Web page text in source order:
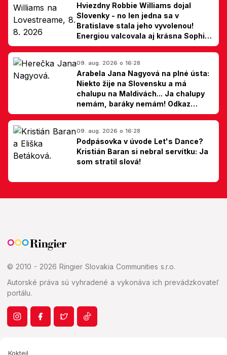
Hviezdny Robbie Williams dojal
Slovenky - no len jedna sa v
Bratislave stala jeho vyvolenou!
Energiou valcovala aj krásna Sophie
Ellis-Bextor (foto)
09. aug. 2026 o 16:28
Arabela Jana Nagyová na plné ústa:
Niekto žije na Slovensku a má
chalupu na Maldivách... Ja chalupy
nemám, baráky nemám! Odkaz
Slovákom
09. aug. 2026 o 16:28
Podpásovka v úvode Let's Dance?
Kristián Baran si nebral servítku: Ja
som stratil slová!
© 2010 - 2026 Ringier Slovakia Communities s.r.o.
Autorské práva sú vyhradené a vykonáva ich prevádzkovateľ
portálu.
Koktejl